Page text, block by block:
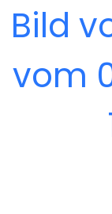
Bild
vom